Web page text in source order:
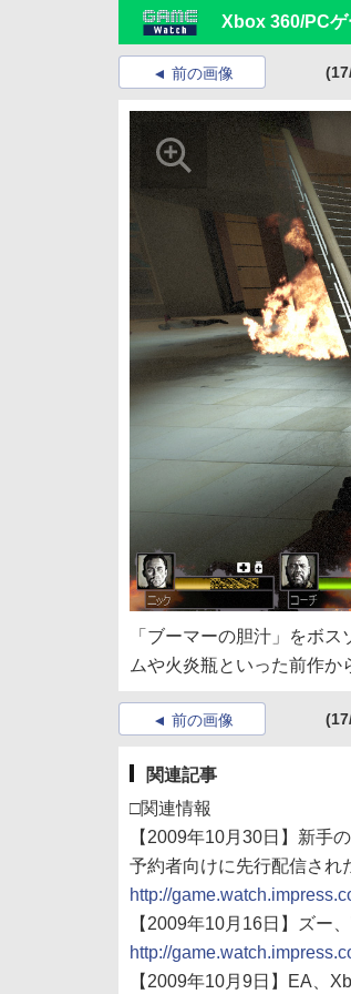
Xbox 360/PCゲ
前の画像
「ブーマーの胆汁」をボ
ムや火炎瓶といった前作か
前の画像
関連記事
□関連情報
【2009年10月30日】新手
予約者向けに先行配信され
http://
【2009年10月16日】ズー
http://
【2009年10月9日】EA、